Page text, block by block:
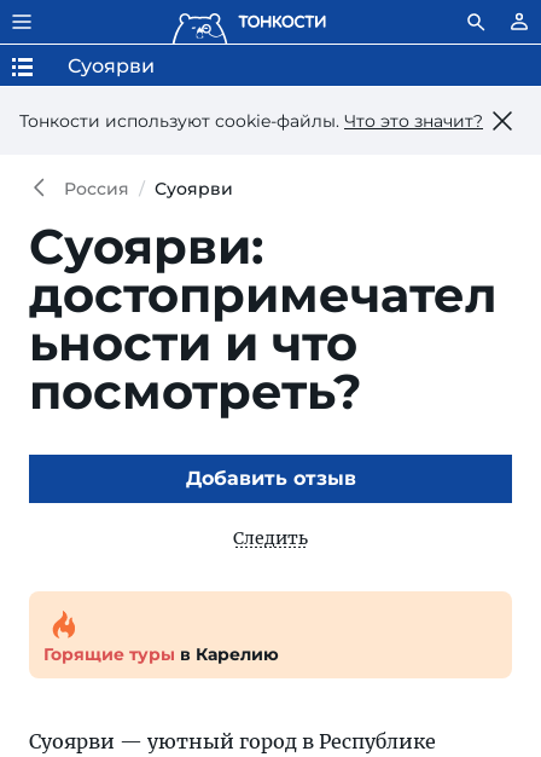
Тонкости используют сookie-файлы. Что это значит?
Суоярви
Россия Суоярви
Суоярви:
достопримечател
ьности и что
посмотреть?
Добавить отзыв
Следить
Горящие туры в Карелию
Суоярви — уютный город в Республике